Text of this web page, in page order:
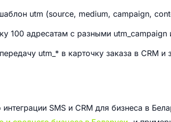
utm (source, medium, campaign,
100 адресатам с разными utm_campaign
utm_* в карточку заказа в CRM
SMS и CRM для бизнеса в